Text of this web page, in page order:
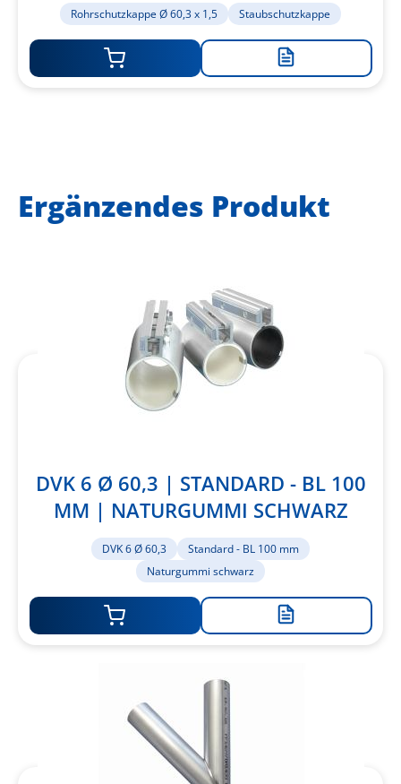
Rohrschutzkappe Ø 60,3 x 1,5 Staubschutzkappe
Zur
Ergänzendes Produkt
DVK 6 Ø 60,3 | STANDARD - BL 100
MM | NATURGUMMI SCHWARZ
DVK 6 Ø 60,3
Standard - BL 100 mm
Naturgummi schwarz
Zur